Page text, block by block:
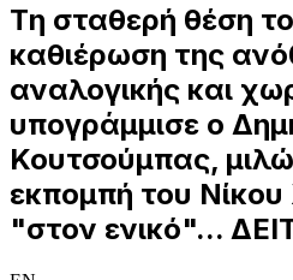
Tη σταθερή θέση
καθιέρωση της
αναλογικής και
υπογράμμισε ο
Κουτσούμπας,
εκπομπή του
"στον ενικό"...